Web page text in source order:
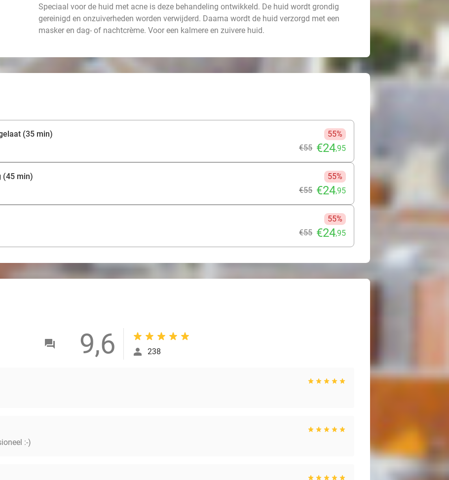
Speciaal voor de huid met acne is deze behandeling ontwikkeld. De huid wordt grondig
gereinigd en onzuiverheden worden verwijderd. Daarna wordt de huid verzorgd met een
masker en dag- of nachtcrème. Voor een kalmere en zuivere huid.
(35 min)
55%
€55 €24,95
(45 min)
55%
€55 €24,95
55%
€55 €24,95
9,6 238
:-)